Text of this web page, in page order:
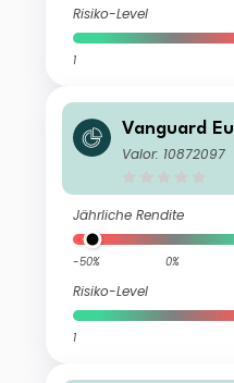
Risiko-Level
1
Vanguard
d Investor
Valor: 10872097
Jährliche Rendite
-50% 0%
Risiko-Level
1